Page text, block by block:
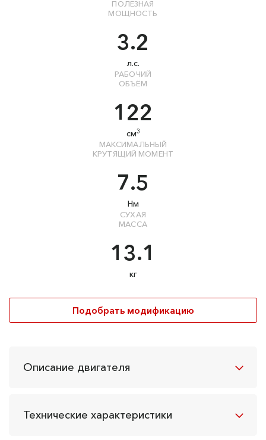
ПОЛЕЗНАЯ
МОЩНОСТЬ
3.2
л.с.
РАБОЧИЙ
ОБЪЁМ
122
см3
МАКСИМАЛЬНЫЙ
КРУТЯЩИЙ МОМЕНТ
7.5
Нм
СУХАЯ
МАССА
13.1
кг
Подобрать модификацию
Описание двигателя
Технические характеристики